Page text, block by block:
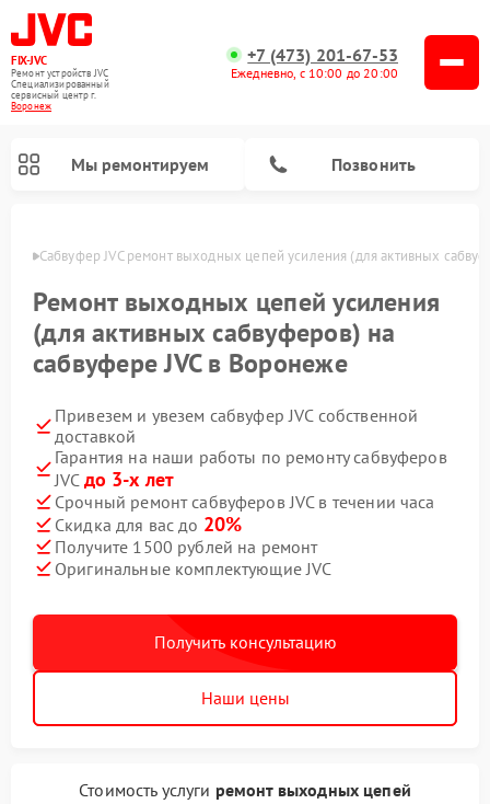
FIX-JVC
Ремонт устройств JVC
Специализированный
cервисный центр г.
Воронеж
+7 (473) 201-67-53
Ежедневно, с 10:00 до 20:00
Мы ремонтируем Позвонить
Сабвуфер JVC ремонт выходных цепей усиления (для активных
Ремонт выходных цепей усиления
(для активных сабвуферов) на
сабвуфере JVC в Воронеже
Привезем и увезем сабвуфер JVC собственной
доставкой
Гарантия на наши работы по ремонту сабвуферов
JVC до 3-х лет
Срочный ремонт сабвуферов JVC в течении часа
Скидка для вас до 20%
Получите 1500 рублей на ремонт
Оригинальные комплектующие JVC
Получить консультацию
Наши цены
Стоимость услуги ремонт выходных цепей